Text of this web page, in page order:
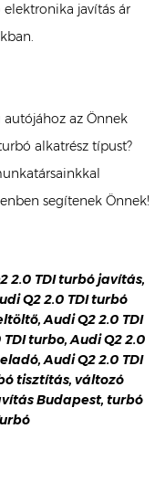
javítás ár
az Önnek
alkatrész típust?
segítenek Önnek!
2.0 TDI turbó javítás,
Q2 2.0 TDI turbó
Audi Q2 2.0 TDI
turbo, Audi Q2 2.0
Audi Q2 2.0 TDI
tisztítás, változó
Budapest, turbó